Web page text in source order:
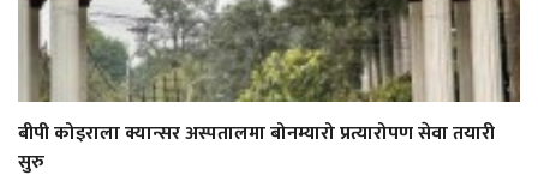
बीपी कोइराला क्यान्सर अस्पतालमा बोनम्यारो प्रत्यारोपण सेवा तयारी
सुरु